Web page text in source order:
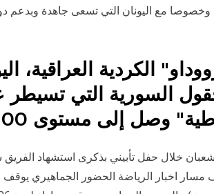
مع اليونان التي تسعى جاهدة وبدعم
الكردية العراقية،
السورية التي تسيطر